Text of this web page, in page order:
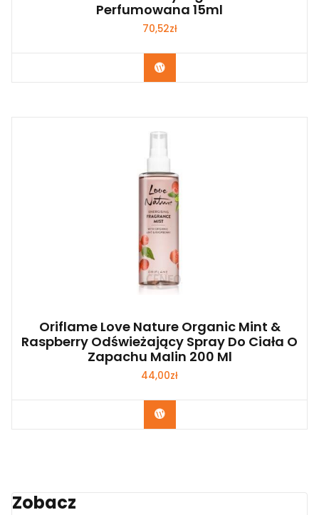
Perfumowana 15ml
70,52zł
Zobacz
Oriflame Love Nature Organic Mint &
Raspberry Odświeżający Spray Do Ciała O
Zapachu Malin 200 Ml
44,00zł
Zobacz
Zobacz